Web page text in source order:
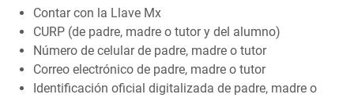
Contar con la Llave Mx
CURP (de padre, madre o tutor y del alumno)
Número de celular de padre, madre o tutor
Correo electrónico de padre, madre o tutor
Identificación oficial digitalizada de padre, madre o